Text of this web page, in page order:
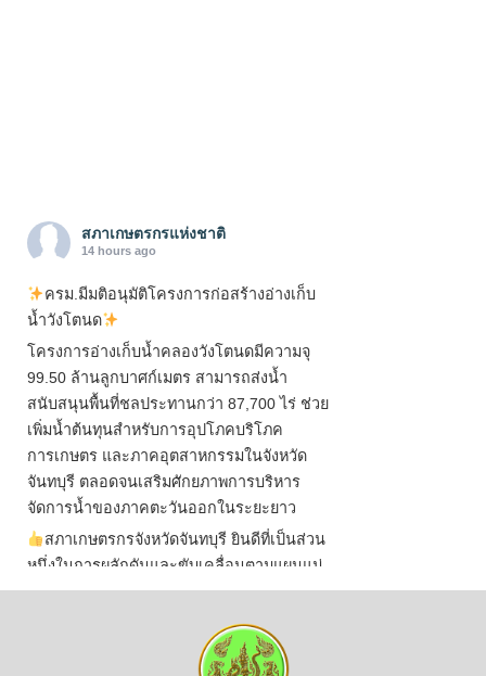
สภาเกษตรกรแห่งชาติ
14 hours ago
ครม.มีมติอนุมัติโครงการก่อสร้างอ่างเก็บ
น้ำวังโตนด
โครงการอ่างเก็บน้ำคลองวังโตนดมีความจุ
99.50 ล้านลูกบาศก์เมตร สามารถส่งน้ำ
สนับสนุนพื้นที่ชลประทานกว่า 87,700 ไร่ ช่วย
เพิ่มน้ำต้นทุนสำหรับการอุปโภคบริโภค
การเกษตร และภาคอุตสาหกรรมในจังหวัด
จันทบุรี ตลอดจนเสริมศักยภาพการบริหาร
จัดการน้ำของภาคตะวันออกในระยะยาว
สภาเกษตรกรจังหวัดจันทบุรี ยินดีที่เป็นส่วน
หนึ่งในการผลักดันและขับเคลื่อนตามแผนแม่
บทเพื่อพั ...See More
ไม่สามารถดูเนื้อหานี้ได้ในขณะนี้